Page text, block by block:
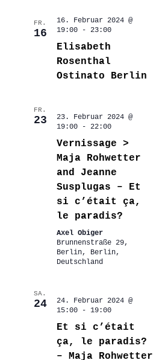
FR.
16
16. Februar 2024 @
19:00- 23:00
Elisabeth
Rosenthal
Ostinato Berlin
FR.
23
23. Februar 2024 @
19:00- 22:00
Vernissage >
Maja Rohwetter
and Jeanne
Susplugas – Et
si c’était ça,
le paradis?
Axel Obiger
Brunnenstraße 29,
Berlin, Berlin,
Deutschland
SA.
24
24. Februar 2024 @
15:00- 19:00
Et si c’était
ça, le paradis?
– Maja Rohwetter